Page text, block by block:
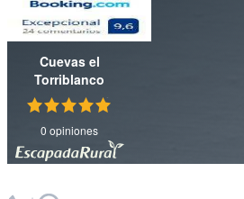
Cuevas el
Torriblanco
0 opiniones